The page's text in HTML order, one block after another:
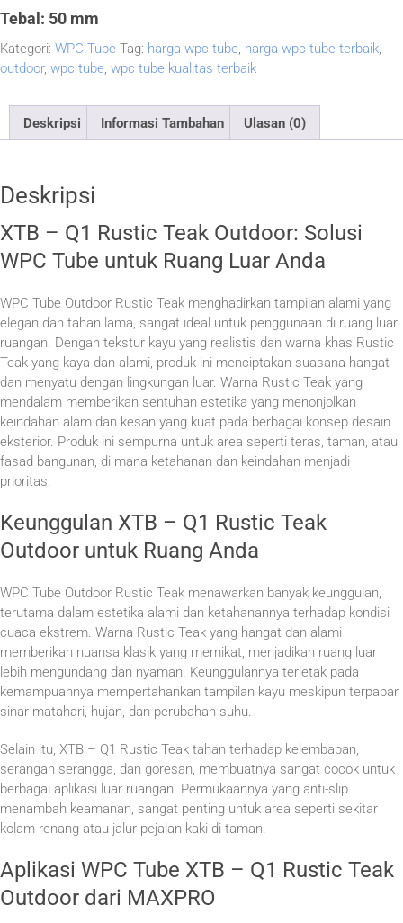
Tebal: 50 mm
Kategori: WPC Tube Tag: harga wpc tube, harga wpc tube terbaik,
outdoor, wpc tube, wpc tube kualitas terbaik
Deskripsi Informasi Tambahan Ulasan (0)
Deskripsi
XTB – Q1 Rustic Teak Outdoor: Solusi
WPC Tube untuk Ruang Luar Anda
WPC Tube Outdoor Rustic Teak menghadirkan tampilan alami yang
elegan dan tahan lama, sangat ideal untuk penggunaan di ruang luar
ruangan. Dengan tekstur kayu yang realistis dan warna khas Rustic
Teak yang kaya dan alami, produk ini menciptakan suasana hangat
dan menyatu dengan lingkungan luar. Warna Rustic Teak yang
mendalam memberikan sentuhan estetika yang menonjolkan
keindahan alam dan kesan yang kuat pada berbagai konsep desain
eksterior. Produk ini sempurna untuk area seperti teras, taman, atau
fasad bangunan, di mana ketahanan dan keindahan menjadi
prioritas.
Keunggulan XTB – Q1 Rustic Teak
Outdoor untuk Ruang Anda
WPC Tube Outdoor Rustic Teak menawarkan banyak keunggulan,
terutama dalam estetika alami dan ketahanannya terhadap kondisi
cuaca ekstrem. Warna Rustic Teak yang hangat dan alami
memberikan nuansa klasik yang memikat, menjadikan ruang luar
lebih mengundang dan nyaman. Keunggulannya terletak pada
kemampuannya mempertahankan tampilan kayu meskipun terpapar
sinar matahari, hujan, dan perubahan suhu.
Selain itu, XTB – Q1 Rustic Teak tahan terhadap kelembapan,
serangan serangga, dan goresan, membuatnya sangat cocok untuk
berbagai aplikasi luar ruangan. Permukaannya yang anti-slip
menambah keamanan, sangat penting untuk area seperti sekitar
kolam renang atau jalur pejalan kaki di taman.
Aplikasi WPC Tube XTB – Q1 Rustic Teak
Outdoor dari MAXPRO